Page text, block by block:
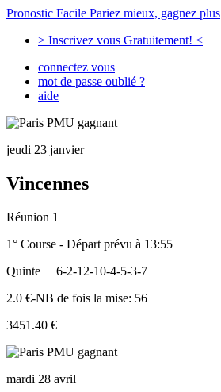
Pronostic Facile Pariez mieux, gagnez plus
> Inscrivez vous Gratuitement! <
connectez vous
mot de passe oublié ?
aide
jeudi 23 janvier
Vincennes
Réunion 1
1° Course - Départ prévu à 13:55
Quinte
6-2-12-10-4-5-3-7
2.0 €-NB de fois la mise: 56
3451.40 €
mardi 28 avril